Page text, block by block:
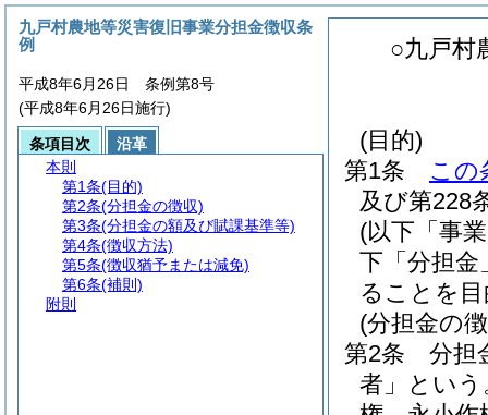
○九戸村
(目的)
第1条
この
及び第228
(以下「事
下「分担
ることを
(分担金の
第2条
分担
者」という
九戸村農地等災害復旧事業分担金徴収条
例
平成8年6月26日 条例第8号
(平成8年6月26日施行)
条項目次
沿革
本則
第1条(目的)
第2条(分担金の徴収)
第3条(分担金の額及び賦課基準等)
第4条(徴収方法)
第5条(徴収猶予または減免)
第6条(補則)
附則